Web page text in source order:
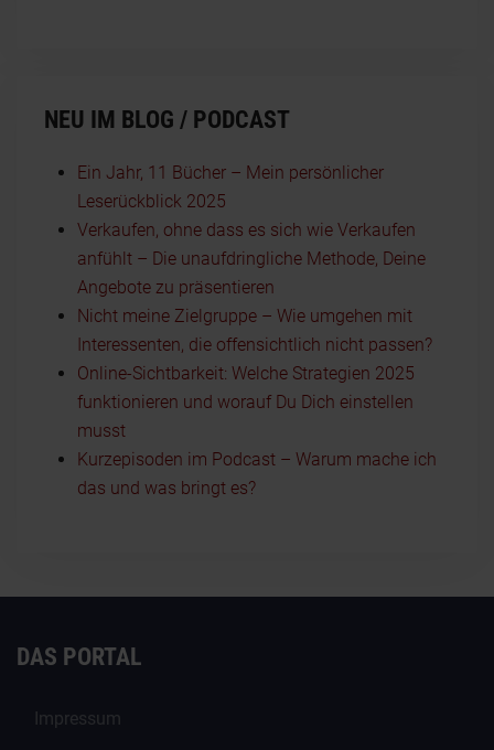
NEU IM BLOG / PODCAST
Ein Jahr, 11 Bücher – Mein persönlicher
Leserückblick 2025
Verkaufen, ohne dass es sich wie Verkaufen
anfühlt – Die unaufdringliche Methode, Deine
Angebote zu präsentieren
Nicht meine Zielgruppe – Wie umgehen mit
Interessenten, die offensichtlich nicht passen?
Online-Sichtbarkeit: Welche Strategien 2025
funktionieren und worauf Du Dich einstellen
musst
Kurzepisoden im Podcast – Warum mache ich
das und was bringt es?
DAS PORTAL
Impressum